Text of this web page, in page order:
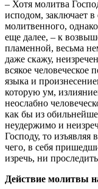
– Хотя молитва
исподом, заключает в
молитвенного,
еще далее, – к
пламенной, весьма
даже скажу,
всякое человеческое
языка и
которую ум,
неослабно
как бы из
неудержимо и
Господу, то
чего, в себя
изречь, ни
Действие молитвы